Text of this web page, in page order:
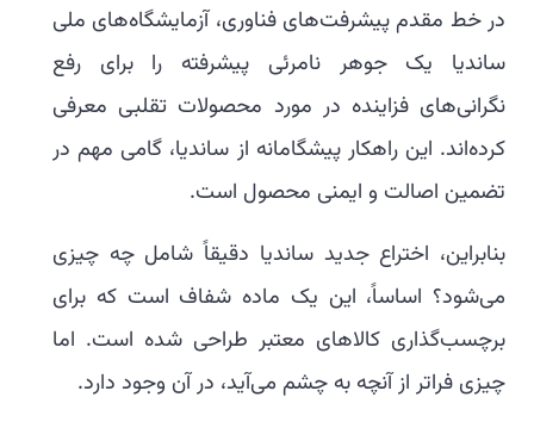
در خط مقدم پیشرفت‌های فناوری، آزمایشگاه‌های ملی
ساندیا یک جوهر نامرئی پیشرفته را برای رفع
نگرانی‌های فزاینده در مورد محصولات تقلبی معرفی
کرده‌اند. این راهکار پیشگامانه از ساندیا، گامی مهم در
تضمین اصالت و ایمنی محصول است.
بنابراین، اختراع جدید ساندیا دقیقاً شامل چه چیزی
می‌شود؟ اساساً، این یک ماده شفاف است که برای
برچسب‌گذاری کالاهای معتبر طراحی شده است. اما
چیزی فراتر از آنچه به چشم می‌آید، در آن وجود دارد.